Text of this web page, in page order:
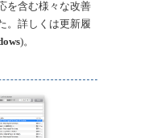
を含む様々な改善
。詳しくは更新履
)。